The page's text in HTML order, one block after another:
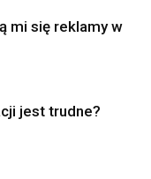
mi się reklamy w
jest trudne?